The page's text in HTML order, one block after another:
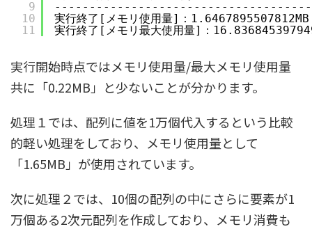
9
10
11
実行終了[メモリ使用量]：1.6467895507812MB
実行終了[メモリ最大使用量]：
実行開始時点ではメモリ使用量/最大メモリ使用量
共に「0.22MB」と少ないことが分かります。
処理１では、配列に値を1万個代入するという比較
的軽い処理をしており、メモリ使用量として
「1.65MB」が使用されています。
次に処理２では、10個の配列の中にさらに要素が1
万個ある2次元配列を作成しており、メモリ消費も